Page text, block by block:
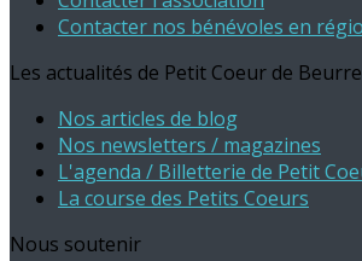
Contacter nos bénévoles en
Les actualités de Petit Coeur de Beurre
Nos articles de blog
Nos newsletters / magazines
L'agenda / Billetterie de Petit
La course des Petits Coeurs
Nous soutenir